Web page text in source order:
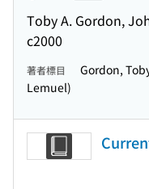
Toby A. Gordon,
c2000
著者標目 Gordon,
Lemuel)